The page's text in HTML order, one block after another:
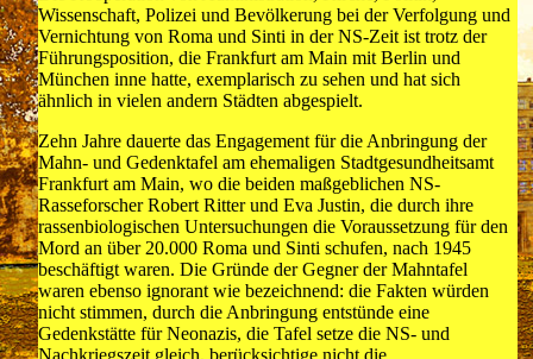
Wissenschaft, Polizei und Bevölkerung bei der Verfolgung und
Vernichtung von Roma und Sinti in der NS-Zeit ist trotz der
Führungsposition, die Frankfurt am Main mit Berlin und
München inne hatte, exemplarisch zu sehen und hat sich
ähnlich in vielen andern Städten abgespielt.
Zehn Jahre dauerte das Engagement für die Anbringung der
Mahn- und Gedenktafel am ehemaligen Stadtgesundheitsamt
Frankfurt am Main, wo die beiden maßgeblichen NS-
Rasseforscher Robert Ritter und Eva Justin, die durch ihre
rassenbiologischen Untersuchungen die Voraussetzung für den
Mord an über 20.000 Roma und Sinti schufen, nach 1945
beschäftigt waren. Die Gründe der Gegner der Mahntafel
waren ebenso ignorant wie bezeichnend: die Fakten würden
nicht stimmen, durch die Anbringung entstünde eine
Gedenkstätte für Neonazis, die Tafel setze die NS- und
Nachkriegszeit gleich, berücksichtige nicht die